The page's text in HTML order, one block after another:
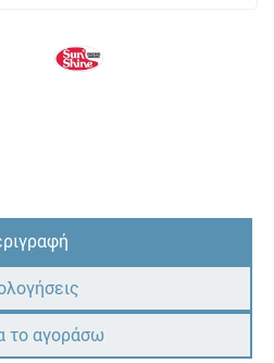
το αγοράσω